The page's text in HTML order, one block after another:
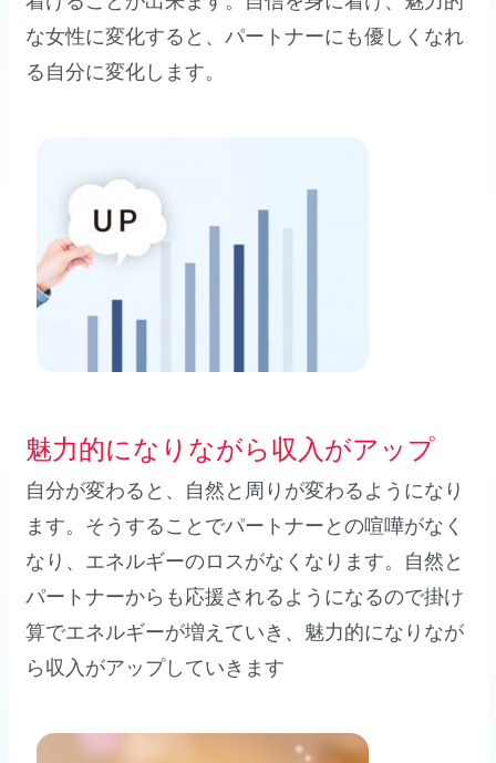
な女性に変化すると、パートナーにも優しくなれ
る自分に変化します。
魅力的になりながら収入がアップ
自分が変わると、自然と周りが変わるようになり
ます。そうすることでパートナーとの喧嘩がなく
なり、エネルギーのロスがなくなります。自然と
パートナーからも応援されるようになるので掛け
算でエネルギーが増えていき、魅力的になりなが
ら収入がアップしていきます